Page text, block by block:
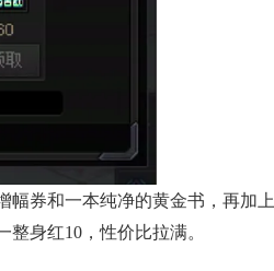
幅券和一本纯净的黄金书，再加上
身红10，性价比拉满。